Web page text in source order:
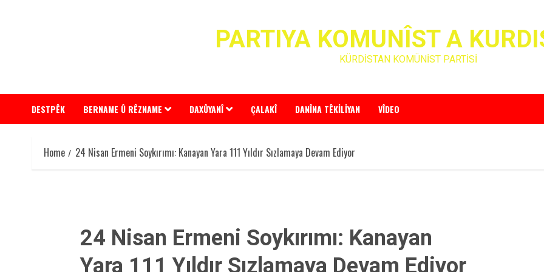
PARTIYA KOMUNÎST A
KÜRDİSTAN KOMÜNİST PARTİSİ
DESTPÊK BERNAME Û RÊZNAME DAXÛYANÎ ÇALAKÎ DANÎNA TÊKILIYAN VÎDEO
Home 24 Nisan Ermeni Soykırımı: Kanayan Yara 111 Yıldır Sızlamaya Devam Ediyor
24 Nisan Ermeni Soykırımı: Kanayan
Yara 111 Yıldır Sızlamaya Devam Ediyor